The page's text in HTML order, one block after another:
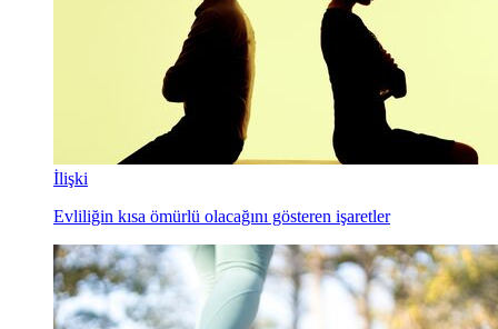
İlişki
Evliliğin kısa ömürlü olacağını gösteren işaretler